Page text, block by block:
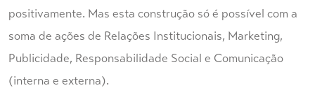
positivamente. Mas esta construção só é possível com a
soma de ações de Relações Institucionais, Marketing,
Publicidade, Responsabilidade Social e Comunicação
(interna e externa).